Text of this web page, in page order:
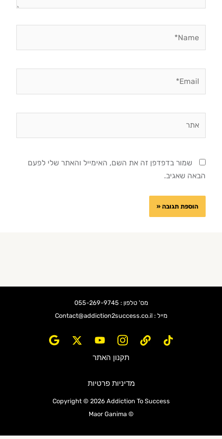
שמור בדפדפן זה את השם, האימייל והאתר שלי לפעם
הבאה שאגיב.
מס' טלפון : 055-269-9745
מייל : Contact@addiction2success.co.il
תקנון האתר
מדיניות פרטיות
Copyright © 2026 Addiction To Success
© Maor Ganima